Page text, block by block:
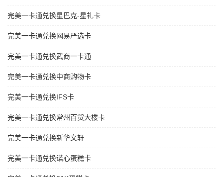
完美一卡通兑换星巴克-星礼卡
完美一卡通兑换网易严选卡
完美一卡通兑换武商一卡通
完美一卡通兑换中商购物卡
完美一卡通兑换IFS卡
完美一卡通兑换常州百货大楼卡
完美一卡通兑换新华文轩
完美一卡通兑换诺心蛋糕卡